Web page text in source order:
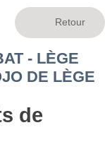
- LÈGE
DE LÈGE
de